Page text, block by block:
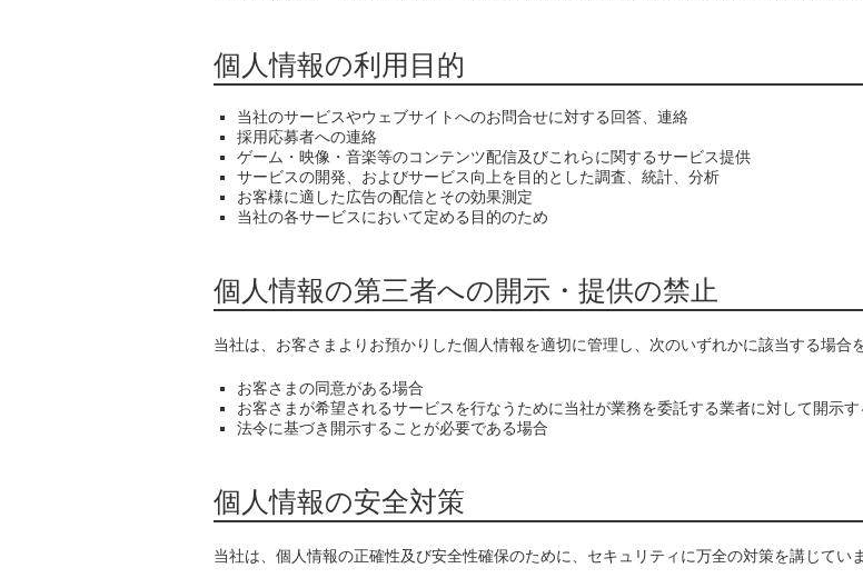
個人情報の利用目的
当社のサービスやウェブサイトへのお問合せに対する回答、連絡
採用応募者への連絡
ゲーム・映像・音楽等のコンテンツ配信及びこれらに関するサービス提供
サービスの開発、およびサービス向上を目的とした調査、統計、分析
お客様に適した広告の配信とその効果測定
当社の各サービスにおいて定める目的のため
個人情報の第三者への開示・提供の禁止
当社は、お客さまよりお預かりした個人情報を適切に管理し、次のいずれかに該当する場合
お客さまの同意がある場合
お客さまが希望されるサービスを行なうために当社が業務を委託する業者に対して開示す
法令に基づき開⽰することが必要である場合
個人情報の安全対策
当社は、個人情報の正確性及び安全性確保のために、セキュリティに万全の対策を講じていま